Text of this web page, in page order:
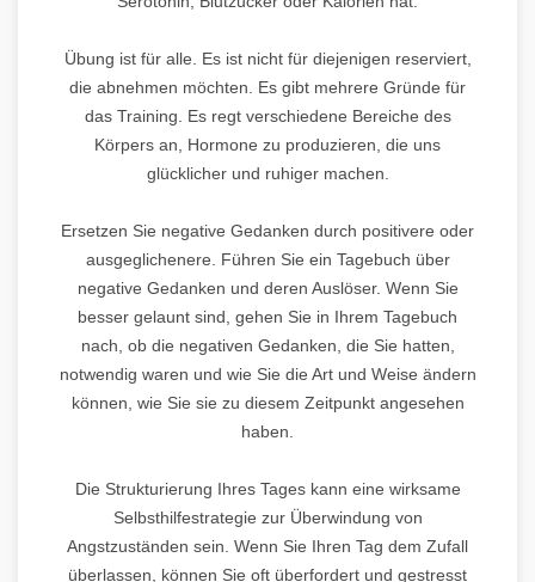
Übung ist für alle. Es ist nicht für diejenigen reserviert,
die abnehmen möchten. Es gibt mehrere Gründe für
das Training. Es regt verschiedene Bereiche des
Körpers an, Hormone zu produzieren, die uns
glücklicher und ruhiger machen.
Ersetzen Sie negative Gedanken durch positivere oder
ausgeglichenere. Führen Sie ein Tagebuch über
negative Gedanken und deren Auslöser. Wenn Sie
besser gelaunt sind, gehen Sie in Ihrem Tagebuch
nach, ob die negativen Gedanken, die Sie hatten,
notwendig waren und wie Sie die Art und Weise ändern
können, wie Sie sie zu diesem Zeitpunkt angesehen
haben.
Die Strukturierung Ihres Tages kann eine wirksame
Selbsthilfestrategie zur Überwindung von
Angstzuständen sein. Wenn Sie Ihren Tag dem Zufall
überlassen, können Sie oft überfordert und gestresst